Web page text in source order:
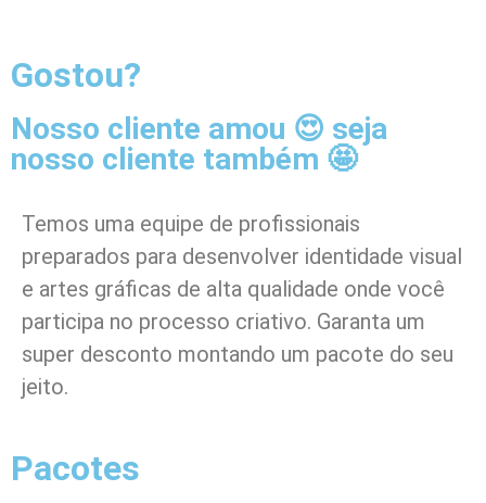
Gostou?
Nosso cliente amou 😍 seja
nosso cliente também 🤩
Temos uma equipe de profissionais
preparados para desenvolver identidade visual
e artes gráficas de alta qualidade onde você
participa no processo criativo. Garanta um
super desconto montando um pacote do seu
jeito.
Pacotes